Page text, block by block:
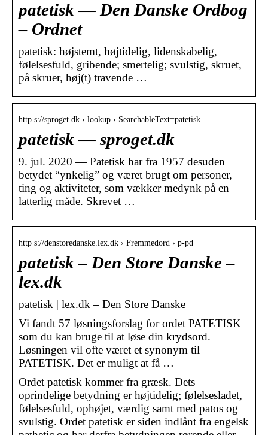
patetisk — Den Danske Ordbog
– Ordnet
patetisk: højstemt, højtidelig, lidenskabelig,
følelsesfuld, gribende; smertelig; svulstig, skruet,
på skruer, høj(t) travende …
http s://sproget.dk › lookup › SearchableText=patetisk
patetisk — sproget.dk
9. jul. 2020 — Patetisk har fra 1957 desuden
betydet “ynkelig” og været brugt om personer,
ting og aktiviteter, som vækker medynk på en
latterlig måde. Skrevet …
http s://denstoredanske.lex.dk › Fremmedord › p-pd
patetisk – Den Store Danske –
lex.dk
patetisk | lex.dk – Den Store Danske
Vi fandt 57 løsningsforslag for ordet PATETISK
som du kan bruge til at løse din krydsord.
Løsningen vil ofte været et synonym til
PATETISK. Det er muligt at få …
Ordet patetisk kommer fra græsk. Dets
oprindelige betydning er højtidelig; følelsesladet,
følelsesfuld, ophøjet, værdig samt med patos og
svulstig. Ordet patetisk er siden indlånt fra engelsk